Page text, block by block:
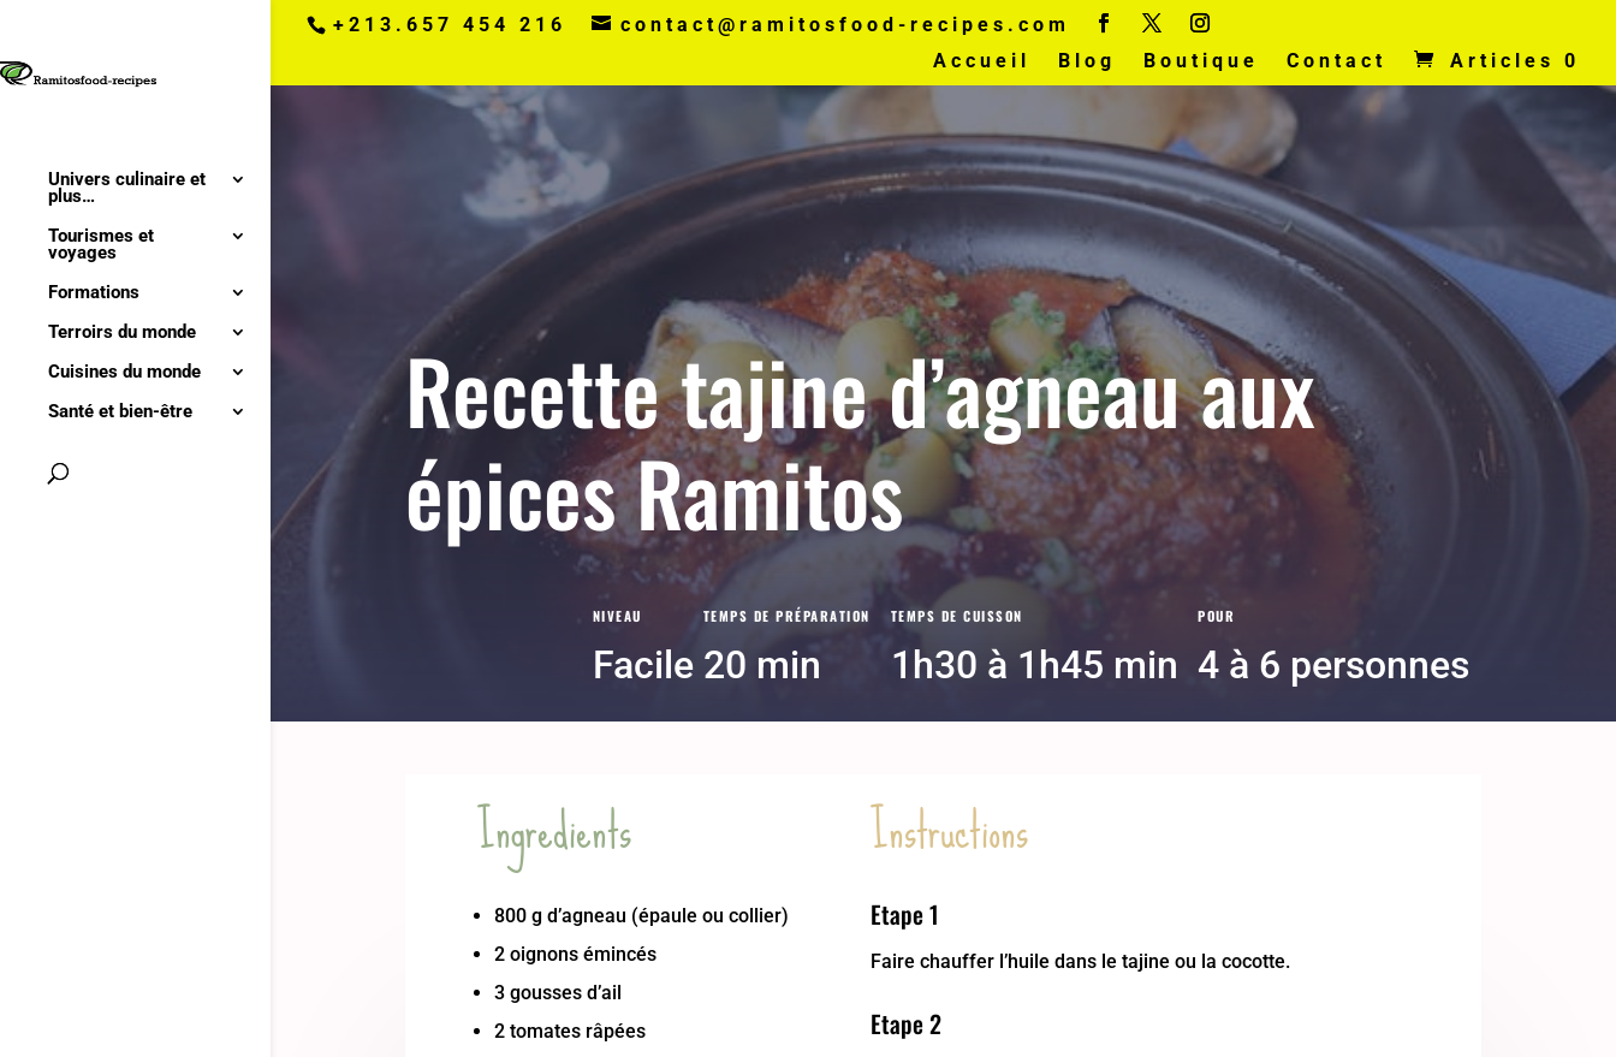
+213.657 454 216
contact@ramitosfood-recipes.com
Accueil
Blog Boutique Contact Articles 0
Univers culinaire et
plus…
Tourismes et
voyages
Formations
Terroirs du monde
Cuisines du monde
Santé et bien-être
Recette tajine d’agneau aux
épices Ramitos
NIVEAU
Facile
TEMPS DE PRÉPARATION
20 min
TEMPS DE CUISSON
1h30 à 1h45 min
POUR
4 à 6 personnes
Ingredients
800 g d’agneau (épaule ou collier)
2 oignons émincés
3 gousses d’ail
2 tomates râpées
Instructions
Etape 1
Faire chauffer l’huile dans le tajine ou la cocotte.
Etape 2